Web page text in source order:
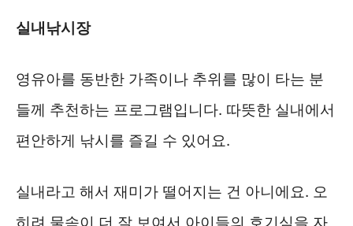
실내낚시장
영유아를 동반한 가족이나 추위를 많이 타는 분
들께 추천하는 프로그램입니다. 따뜻한 실내에서
편안하게 낚시를 즐길 수 있어요.
실내라고 해서 재미가 떨어지는 건 아니에요. 오